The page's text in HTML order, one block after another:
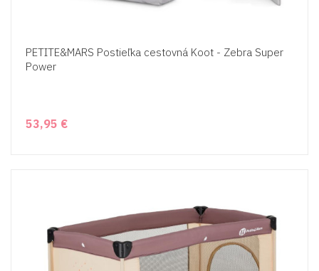
PETITE&MARS Postieľka cestovná Koot - Zebra Super
Power
53,95 €